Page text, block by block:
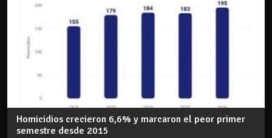
Homicidios crecieron 6,6% y marcaron el peor primer
semestre desde 2015